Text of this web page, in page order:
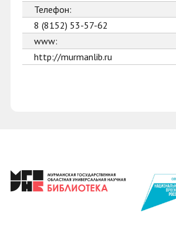
Телефон:
8 (8152) 53-57-62
www:
http://murmanlib.ru